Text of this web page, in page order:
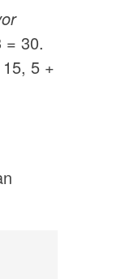
= 30.
5 +